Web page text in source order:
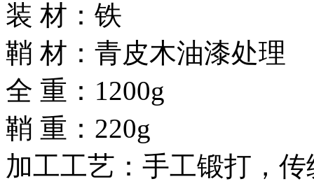
装 材：铁
鞘 材：青皮木油漆处理
全 重：1200g
鞘 重：220g
加工工艺：手工锻打，